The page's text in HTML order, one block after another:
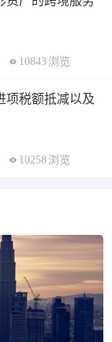
10843 浏览
项税额抵减以及
10258 浏览